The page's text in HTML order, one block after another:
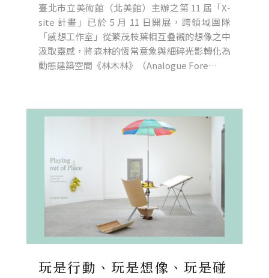
臺北市立美術館（北美館）主辦之第 11 屆「X-
site 計畫」已於 5 月 11 日開展，跨領域團隊
「感想工作室」從繁茂枝葉相互疊襯的想像之中
汲取靈感，將森林的恆常意象與細碎光影轉化為
動態建築空間《林木林》（Analogue Fore…
玩是行動、玩是想像、玩是碰